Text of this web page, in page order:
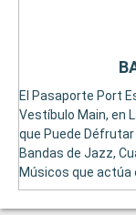
El Pasaporte Port
Vestíbulo Main, en
que Puede
Bandas de Jazz,
Músicos que actúa